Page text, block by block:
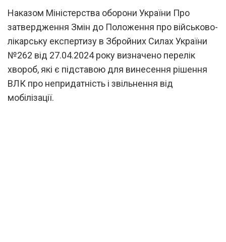
Наказом Міністерства оборони України Про
затвердження Змін до Положення про військово-
лікарську експертизу в Збройних Силах України
№262 від 27.04.2024 року визначено перелік
хвороб, які є підставою для винесення рішення
ВЛК про непридатність і звільнення від
мобілізації.